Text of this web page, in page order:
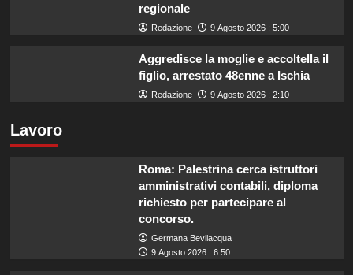
regionale
Redazione 9 Agosto 2026 : 5:00
Aggredisce la moglie e accoltella il
figlio, arrestato 48enne a Ischia
Redazione 9 Agosto 2026 : 2:10
Lavoro
Roma: Palestrina cerca istruttori
amministrativi contabili, diploma
richiesto per partecipare al
concorso.
Germana Bevilacqua
9 Agosto 2026 : 6:50